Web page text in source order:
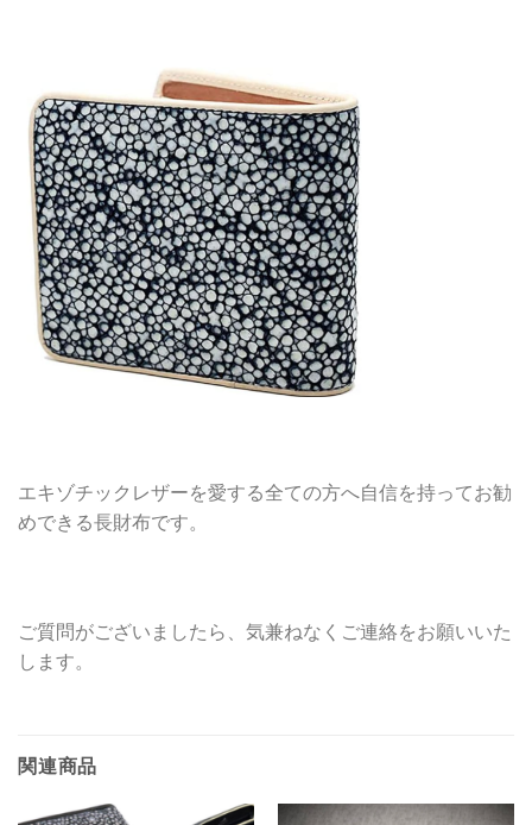
エキゾチックレザーを愛する全ての方へ自信を持ってお勧
めできる長財布です。
ご質問がございましたら、気兼ねなくご連絡をお願いいた
します。
関連商品